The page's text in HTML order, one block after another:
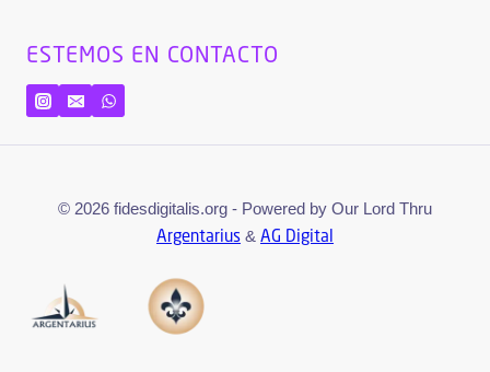
ESTEMOS EN CONTACTO
© 2026 fidesdigitalis.org - Powered by Our Lord Thru
Argentarius & AG Digital